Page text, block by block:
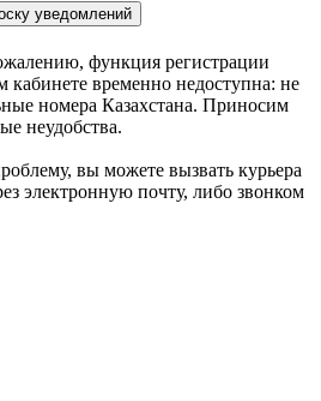
уведомлений
функция регистрации
временно недоступна: не
номера Казахстана. Приносим
неудобства.
вы можете вызвать курьера
электронную почту, либо звонком